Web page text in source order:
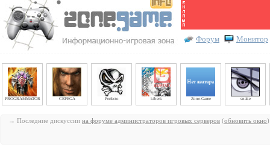
Форум Монитор
PROGRAMMATOR CEPEGA Perfecto kiberk Zone-Game snake
→ Последние дискуссии на форуме администраторов игровых серверов (обновить окно)